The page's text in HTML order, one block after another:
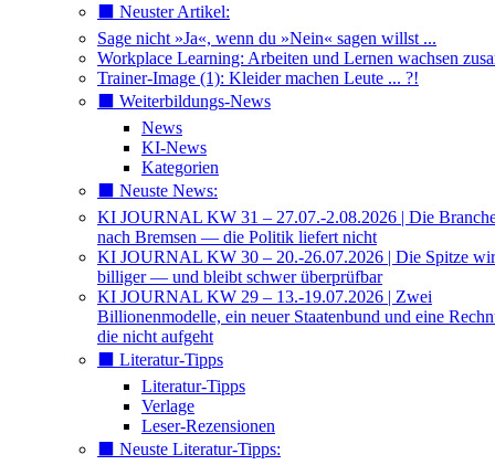
⬛️ Neuster Artikel:
Sage nicht »Ja«, wenn du »Nein« sagen willst ...
Workplace Learning: Arbeiten und Lernen wachsen
Trainer-Image (1): Kleider machen Leute ... ?!
⬛️ Weiterbildungs-News
News
KI-News
Kategorien
⬛️ Neuste News:
KI JOURNAL KW 31 – 27.07.-2.08.2026 | Die
nach Bremsen — die Politik liefert nicht
KI JOURNAL KW 30 – 20.-26.07.2026 | Die Spitze
billiger — und bleibt schwer überprüfbar
KI JOURNAL KW 29 – 13.-19.07.2026 | Zwei
Billionenmodelle, ein neuer Staatenbund und eine
die nicht aufgeht
⬛️ Literatur-Tipps
Literatur-Tipps
Verlage
Leser-Rezensionen
⬛️ Neuste Literatur-Tipps: